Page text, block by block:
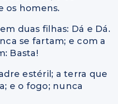
os homens.
duas filhas: Dá e Dá.
se fartam; e com a
Basta!
estéril; a terra que
e o fogo; nunca